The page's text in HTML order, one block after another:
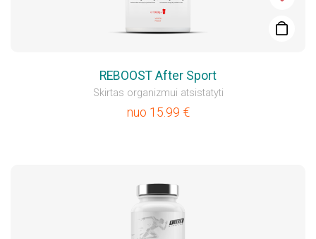
REBOOST After Sport
Skirtas organizmui atsistatyti
nuo 15.99 €